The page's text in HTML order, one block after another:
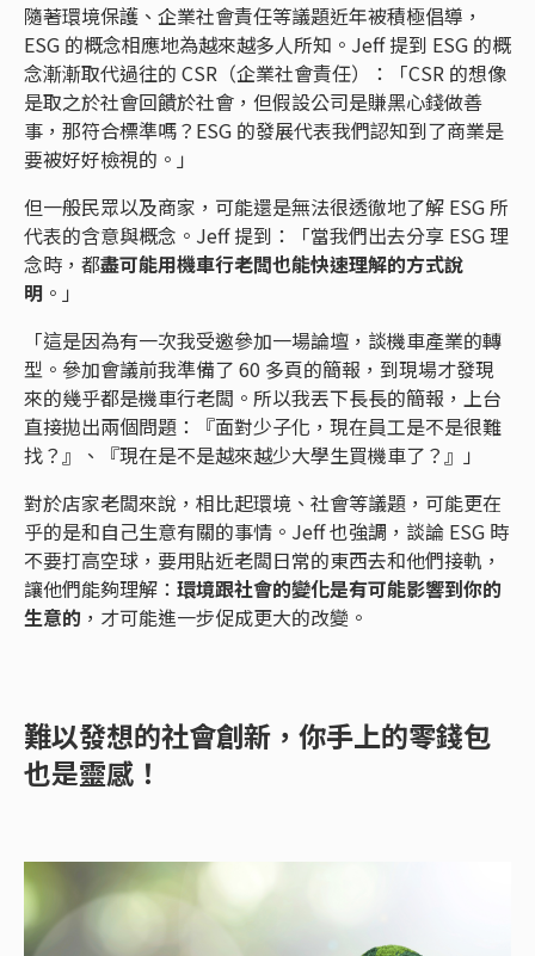
隨著環境保護、企業社會責任等議題近年被積極倡導，
ESG 的概念相應地為越來越多人所知。Jeff 提到 ESG 的概
念漸漸取代過往的 CSR（企業社會責任）：「CSR 的想像
是取之於社會回饋於社會，但假設公司是賺黑心錢做善
事，那符合標準嗎？ESG 的發展代表我們認知到了商業是
要被好好檢視的。」
但一般民眾以及商家，可能還是無法很透徹地了解 ESG 所
代表的含意與概念。Jeff 提到：「當我們出去分享 ESG 理
念時，都盡可能用機車行老闆也能快速理解的方式說
明 。」
「這是因為有一次我受邀參加一場論壇，談機車產業的轉
型。參加會議前我準備了 60 多頁的簡報，到現場才發現
來的幾乎都是機車行老闆。所以我丟下長長的簡報，上台
直接拋出兩個問題：『面對少子化，現在員工是不是很難
找？』、『現在是不是越來越少大學生買機車了？』」
對於店家老闆來說，相比起環境、社會等議題，可能更在
乎的是和自己生意有關的事情。Jeff 也強調，談論 ESG 時
不要打高空球，要用貼近老闆日常的東西去和他們接軌，
讓他們能夠理解： 環境跟社會的變化是有可能影響到你的
生意的 ，才可能進一步促成更大的改變。
難以發想的社會創新，你手上的零錢包
也是靈感！